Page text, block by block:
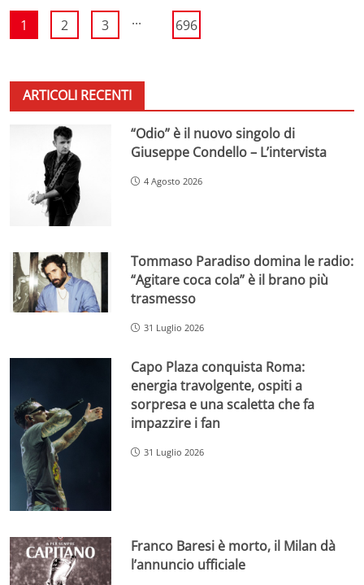
1 2 3 ... 696
ARTICOLI RECENTI
“Odio” è il nuovo singolo di
Giuseppe Condello – L’intervista
4 Agosto 2026
Tommaso Paradiso domina le radio:
“Agitare coca cola” è il brano più
trasmesso
31 Luglio 2026
Capo Plaza conquista Roma:
energia travolgente, ospiti a
sorpresa e una scaletta che fa
impazzire i fan
31 Luglio 2026
Franco Baresi è morto, il Milan dà
l’annuncio ufficiale